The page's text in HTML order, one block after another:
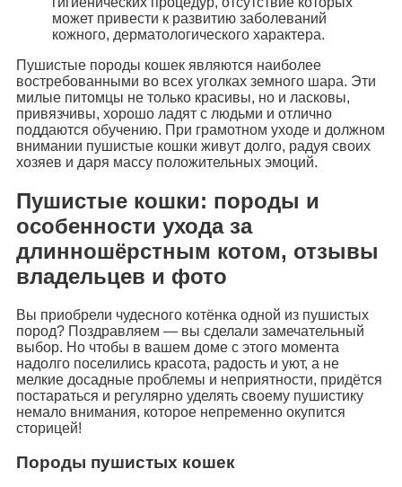
может привести к развитию заболеваний
кожного, дерматологического характера.
Пушистые породы кошек являются наиболее
востребованными во всех уголках земного шара. Эти
милые питомцы не только красивы, но и ласковы,
привязчивы, хорошо ладят с людьми и отлично
поддаются обучению. При грамотном уходе и должном
внимании пушистые кошки живут долго, радуя своих
хозяев и даря массу положительных эмоций.
Пушистые кошки: породы и
особенности ухода за
длинношёрстным котом, отзывы
владельцев и фото
Вы приобрели чудесного котёнка одной из пушистых
пород? Поздравляем — вы сделали замечательный
выбор. Но чтобы в вашем доме с этого момента
надолго поселились красота, радость и уют, а не
мелкие досадные проблемы и неприятности, придётся
постараться и регулярно уделять своему пушистику
немало внимания, которое непременно окупится
сторицей!
Породы пушистых кошек